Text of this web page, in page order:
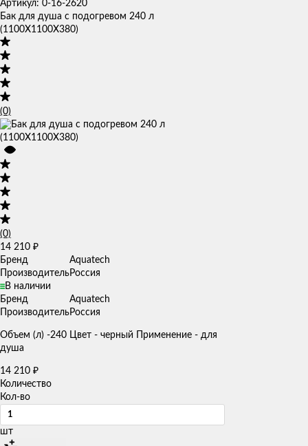
Артикул: 0-16-2620
Бак для душа с подогревом 240 л
(1100Х1100Х380)
(0)
(0)
14 210 ₽
Бренд
Aquatech
ПроизводительРоссия
В наличии
Бренд
Aquatech
ПроизводительРоссия
Объем (л) -240 Цвет - черный Применение - для
душа
14 210 ₽
Количество
Кол-во
шт